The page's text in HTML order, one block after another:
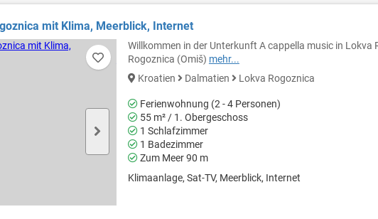
mit Klima, Meerblick, Internet
Willkommen in der Unterkunft A cappella music in Lokva
Rogoznica (Omiš) mehr...
Kroatien
Dalmatien Lokva Rogoznica
Ferienwohnung (2 - 4 Personen)
55 m² / 1. Obergeschoss
1 Schlafzimmer
1 Badezimmer
Zum Meer 90 m
Klimaanlage, Sat-TV, Meerblick, Internet